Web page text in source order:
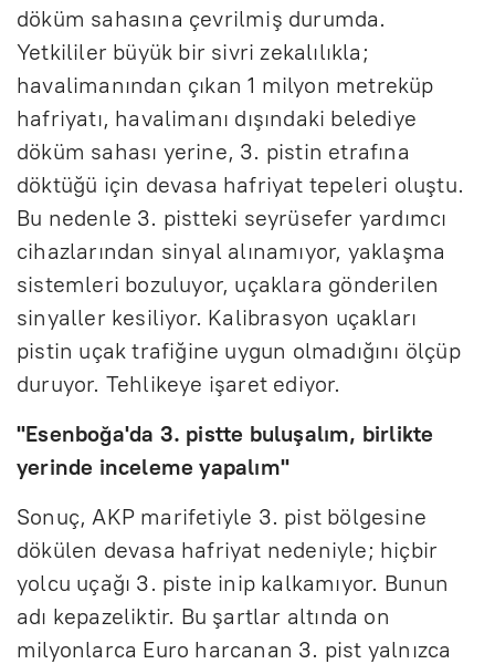
döküm sahasına çevrilmiş durumda.
Yetkililer büyük bir sivri zekalılıkla;
havalimanından çıkan 1 milyon metreküp
hafriyatı, havalimanı dışındaki belediye
döküm sahası yerine, 3. pistin etrafına
döktüğü için devasa hafriyat tepeleri oluştu.
Bu nedenle 3. pistteki seyrüsefer yardımcı
cihazlarından sinyal alınamıyor, yaklaşma
sistemleri bozuluyor, uçaklara gönderilen
sinyaller kesiliyor. Kalibrasyon uçakları
pistin uçak trafiğine uygun olmadığını ölçüp
duruyor. Tehlikeye işaret ediyor.
"Esenboğa'da 3. pistte buluşalım, birlikte
yerinde inceleme yapalım"
Sonuç, AKP marifetiyle 3. pist bölgesine
dökülen devasa hafriyat nedeniyle; hiçbir
yolcu uçağı 3. piste inip kalkamıyor. Bunun
adı kepazeliktir. Bu şartlar altında on
milyonlarca Euro harcanan 3. pist yalnızca